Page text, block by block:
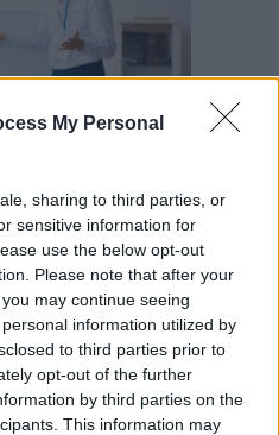
My Personal
sharing to third parties, or
sensitive information for
use the below opt-out
Please note that after your
may continue seeing
information utilized by
to third parties prior to
opt-out of the further
by third parties on the
This information may
legtöbben
ha a tanár kiabálna
Ám ha egy
több, mint húsz
segítség és korszerű
könnyen
magát, ennek pedig
aPozitív Fegyelmezés az
az elmúlt két
projekt keretében
iskoláiban, a makói